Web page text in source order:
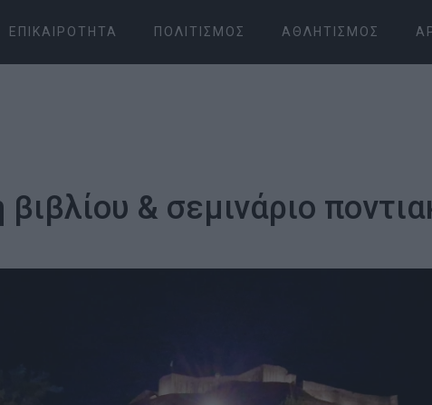
ΕΠΙΚΑΙΡΌΤΗΤΑ ΠΟΛΙΤΙΣΜΌΣ ΑΘΛΗΤΙΣΜΌΣ
& σεμινάριο